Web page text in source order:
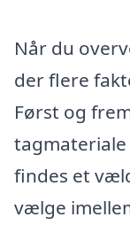
Når du
der flere
Først og
findes et
vælge